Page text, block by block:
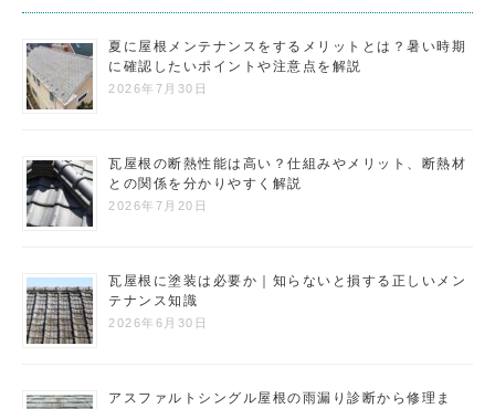
夏に屋根メンテナンスをするメリットとは？暑い時期
に確認したいポイントや注意点を解説
2026年7月30日
瓦屋根の断熱性能は高い？仕組みやメリット、断熱材
との関係を分かりやすく解説
2026年7月20日
瓦屋根に塗装は必要か｜知らないと損する正しいメン
テナンス知識
2026年6月30日
アスファルトシングル屋根の雨漏り診断から修理ま